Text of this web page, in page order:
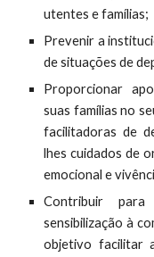
utentes e famílias;
Prevenir a
de situações de
Proporcionar
suas famílias no
facilitadoras de
lhes cuidados de
emocional e
Contribuir
sensibilização à
objetivo facilitar